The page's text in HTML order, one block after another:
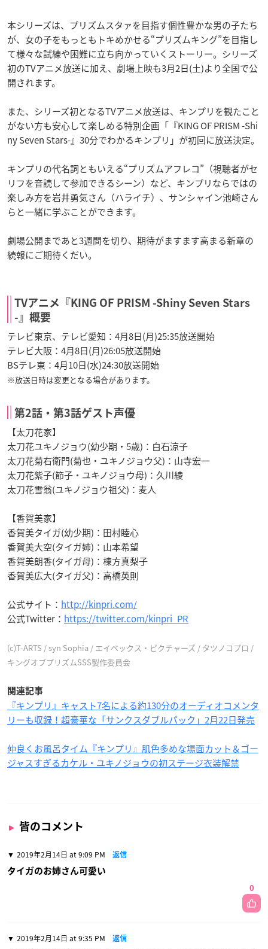
本シリーズは、プリズムスタァを目指す個性豊かな男の子たち
が、女の子をもっともトキめかせる“プリズムキング”を目指し
て様々な試練や困難に立ち向かっていくストーリー。シリーズ
初のTVアニメ放送に加え、劇場上映も3月2日(土)より全国で公
開されます。
また、シリーズ初となるTVアニメ放送は、キンプリを観たこと
がない方も安心して楽しめる特別企画「『KING OF PRISM -Shi
ny Seven Stars-』30分でわかるキンプリ」が初回に放送決定。
キンプリの代名詞ともいえる“プリズムアフレコ”（視聴者がセ
リフを音読して参加できるシーン）など、キンプリならではの
楽しみ方を岩井勇気さん（ハライチ）、サンシャイン池崎さん
らと一緒に学ぶことができます。
劇場公開まであと3週間を切り、期待がますます高まる新章の
続報にご期待くだい。
TVアニメ『KING OF PRISM -Shiny Seven Stars
-』概要
テレビ東京、テレビ愛知：4月8日(月)25:35放送開始
テレビ大阪：4月8日(月)26:05放送開始
BSテレ東：4月10日(水)24:30放送開始
※放送日時は変更となる場合があります。
第2話・第3話ゲスト声優
【太刀花家】
太刀花ユキノジョウ(幼少期・5歳)：白石涼子
太刀花菊右衛門(菊也・ユキノジョウ父)：山寺宏一
太刀花紫子(節子・ユキノジョウ母)：久川綾
太刀花雪翁(ユキノジョウ祖父)：麦人
【香賀美家】
香賀美タイガ(幼少期)：田村睦心
香賀美大空(タイガ姉)：山本希望
香賀美朗香(タイガ母)：棟方真梨子
香賀美広大(タイガ父)：高橋英則
公式サイト： http://kinpri.com/
公式Twitter： https://twitter.com/kinpri_PR
(c)T-ARTS / syn Sophia / エイベックス・ピクチャーズ / タツノコプロ /
キングオブプリズムSSS製作委員会
関連記事
『キンプリ』キャスト7名による約130分のオーディオコメンタ
リーも収録！超豪華な「サンクスダブルパック」2月22日発売
仲良くお風呂タイム『キンプリ』肌色多めな場面カット＆ゴー
ジャスすぎるカケル・ユキノジョウの初ステージ衣装解禁
皆のコメント
2019年2月14日 at 9:09 PM 返信
タイガのお姉さん可愛い
0
2019年2月14日 at 9:35 PM 返信